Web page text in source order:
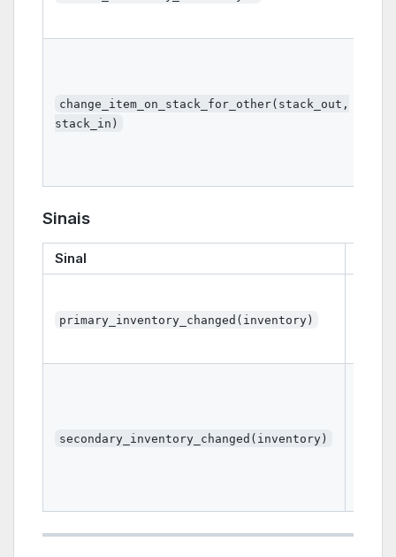
change_item_on_stack_for_other(stack_out,
stack_in)
Sinais
Sinal
primary_inventory_changed(inventory)
secondary_inventory_changed(inventory)